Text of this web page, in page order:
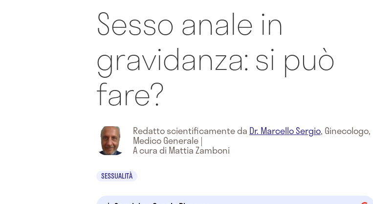
Sesso anale in
gravidanza: si può
fare?
Redatto scientificamente da Dr. Marcello Sergio, Ginecologo,
Medico Generale|
A cura di Mattia Zamboni
SESSUALITÀ